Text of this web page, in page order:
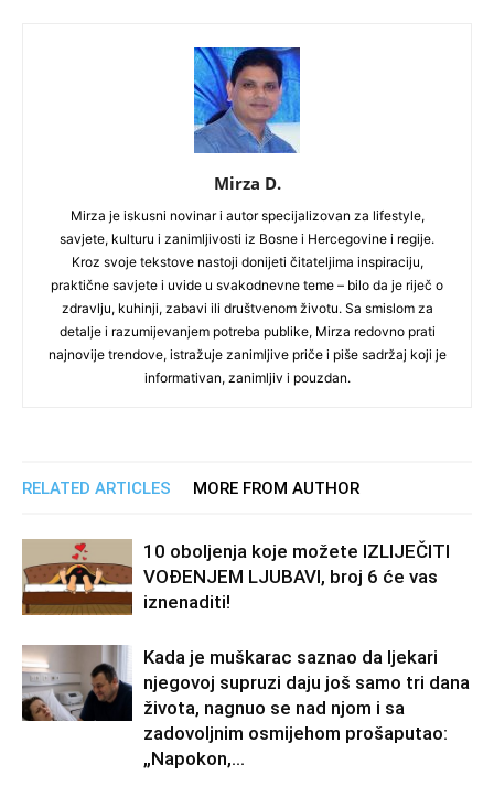
Mirza D.
Mirza je iskusni novinar i autor specijalizovan za lifestyle,
savjete, kulturu i zanimljivosti iz Bosne i Hercegovine i regije.
Kroz svoje tekstove nastoji donijeti čitateljima inspiraciju,
praktične savjete i uvide u svakodnevne teme – bilo da je riječ o
zdravlju, kuhinji, zabavi ili društvenom životu. Sa smislom za
detalje i razumijevanjem potreba publike, Mirza redovno prati
najnovije trendove, istražuje zanimljive priče i piše sadržaj koji je
informativan, zanimljiv i pouzdan.
RELATED ARTICLES MORE FROM AUTHOR
10 oboljenja koje možete IZLIJEČITI
VOĐENJEM LJUBAVI, broj 6 će vas
iznenaditi!
Kada je muškarac saznao da ljekari
njegovoj supruzi daju još samo tri dana
života, nagnuo se nad njom i sa
zadovoljnim osmijehom prošaputao:
„Napokon,...